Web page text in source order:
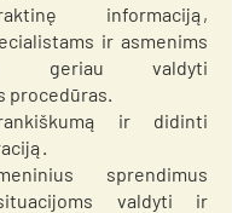
informaciją,
ir asmenims
geriau valdyti
procedūras.
ir didinti
sprendimus
valdyti ir